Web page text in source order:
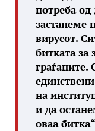
потреба
застанеме
вирусот.
битката за
граѓаните.
на
и да
оваа